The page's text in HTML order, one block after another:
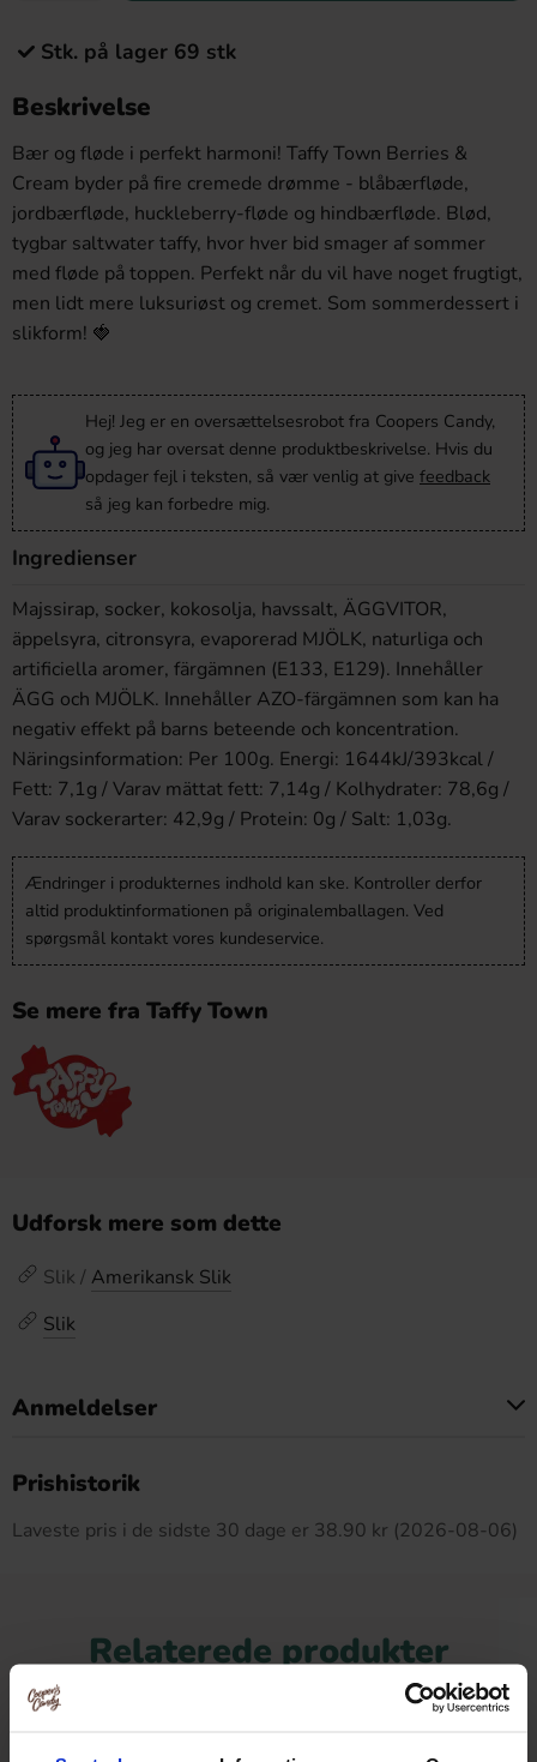
Stk. på lager 69 stk
Beskrivelse
Bær og fløde i perfekt harmoni! Taffy Town Berries &
Cream byder på fire cremede drømme - blåbærfløde,
jordbærfløde, huckleberry-fløde og hindbærfløde. Blød,
tygbar saltwater taffy, hvor hver bid smager af sommer
med fløde på toppen. Perfekt når du vil have noget frugtigt,
men lidt mere luksuriøst og cremet. Som sommerdessert i
slikform! 🍓
Hej! Jeg er en oversættelsesrobot fra Coopers Candy,
og jeg har oversat denne produktbeskrivelse. Hvis du
opdager fejl i teksten, så vær venlig at give feedback
så jeg kan forbedre mig.
Ingredienser
Majssirap, socker, kokosolja, havssalt, ÄGGVITOR,
äppelsyra, citronsyra, evaporerad MJÖLK, naturliga och
artificiella aromer, färgämnen (E133, E129). Innehåller
ÄGG och MJÖLK. Innehåller AZO-färgämnen som kan ha
negativ effekt på barns beteende och koncentration.
Näringsinformation: Per 100g. Energi: 1644kJ/393kcal /
Fett: 7,1g / Varav mättat fett: 7,14g / Kolhydrater: 78,6g /
Varav sockerarter: 42,9g / Protein: 0g / Salt: 1,03g.
Ændringer i produkternes indhold kan ske. Kontroller derfor
altid produktinformationen på originalemballagen. Ved
spørgsmål kontakt vores kundeservice.
Se mere fra Taffy Town
Udforsk mere som dette
Slik / Amerikansk Slik
Slik
Anmeldelser
Prishistorik
Laveste pris i de sidste 30 dage er 38.90 kr (2026-08-06)
Relaterede produkter